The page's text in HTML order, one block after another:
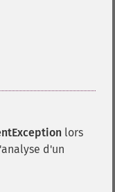
lors
d'un